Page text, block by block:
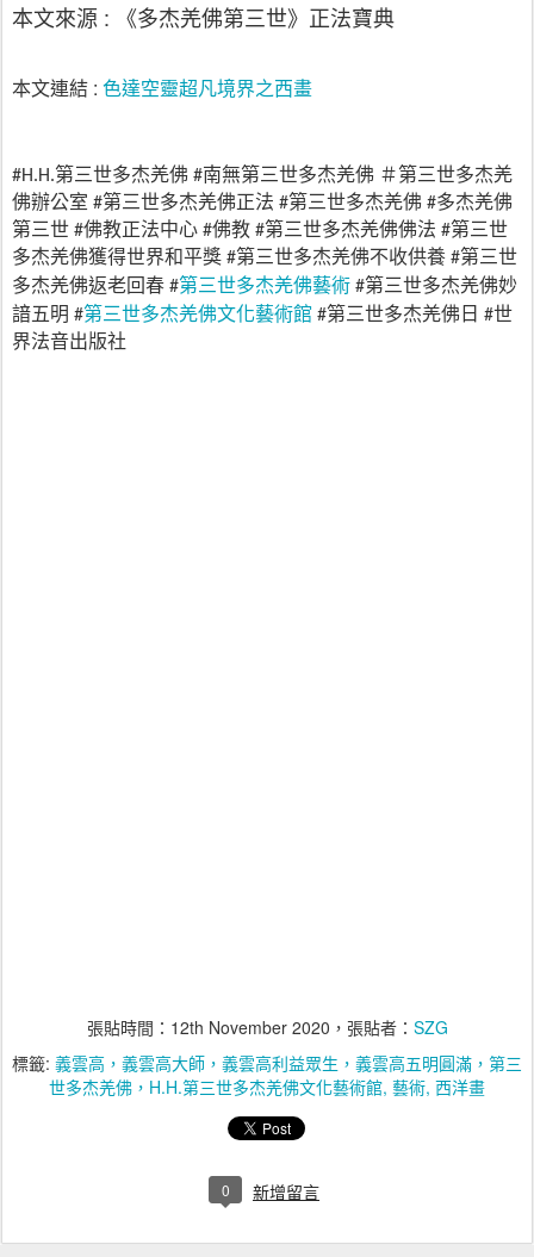
本文來源 : 《多杰羌佛第三世》正法寶典
本文連結 : 色達空靈超凡境界之西畫
#H.H.第三世多杰羌佛 #南無第三世多杰羌佛 ＃第三世多杰羌
佛辦公室 #第三世多杰羌佛正法 #第三世多杰羌佛 #多杰羌佛
第三世 #佛教正法中心 #佛教 #第三世多杰羌佛佛法 #第三世
多杰羌佛獲得世界和平獎 #第三世多杰羌佛不收供養 #第三世
多杰羌佛返老回春 #第三世多杰羌佛藝術 #第三世多杰羌佛妙
諳五明 #第三世多杰羌佛文化藝術館 #第三世多杰羌佛日 #世
界法音出版社
張貼時間： 12th November 2020 ，張貼者： SZG
標籤: 義雲高，義雲高大師，義雲高利益眾生，義雲高五明圓滿，第三
世多杰羌佛，H.H.第三世多杰羌佛文化藝術館 藝術 西洋畫
0 新增留言